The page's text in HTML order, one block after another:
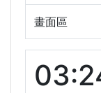
畫面區